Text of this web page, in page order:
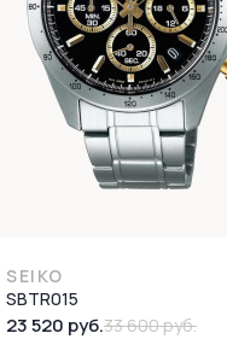
SEIKO
SBTR015
23 520 руб.33 600 руб.